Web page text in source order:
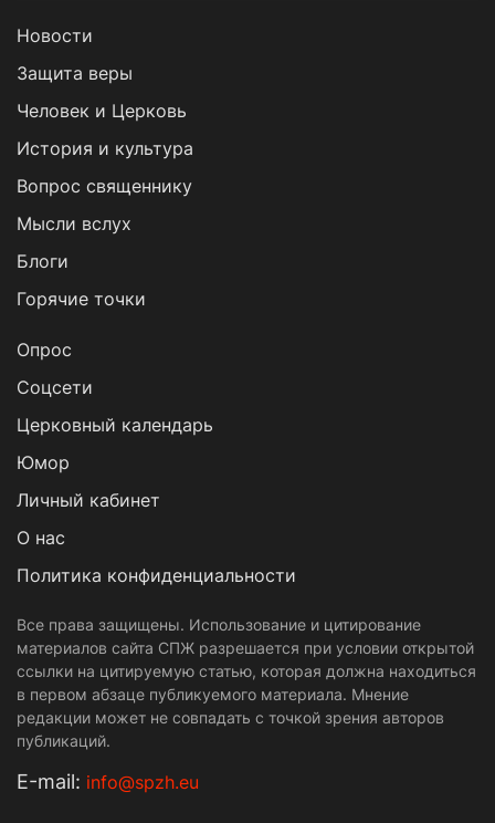
Новости
Защита веры
Человек и Церковь
История и культура
Вопрос священнику
Мысли вслух
Блоги
Горячие точки
Опрос
Cоцсети
Церковный календарь
Юмор
Личный кабинет
О нас
Политика конфиденциальности
Все права защищены. Использование и цитирование
материалов сайта СПЖ разрешается при условии открытой
ссылки на цитируемую статью, которая должна находиться
в первом абзаце публикуемого материала. Мнение
редакции может не совпадать с точкой зрения авторов
публикаций.
Е-mail: info@spzh.eu